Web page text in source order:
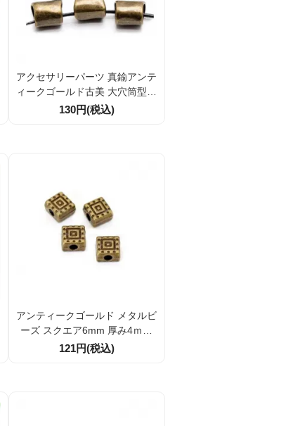
アクセサリーパーツ 真鍮アンテ
ィークゴールド古美 大穴筒型メ
タルビーズ 11×15mm 穴径8mm
130円(税込)
アンティークゴールド メタルビ
ーズ スクエア6mm 厚み4ｍｍ
穴径1ｍｍ アクセサリー素材パ
121円(税込)